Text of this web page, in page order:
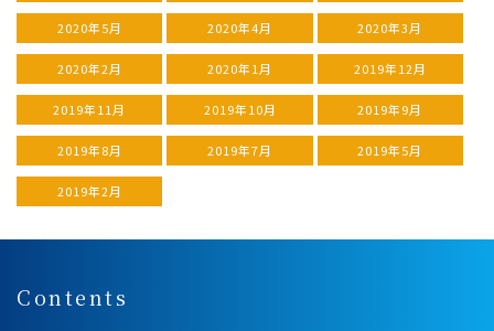
2020年5月 2020年4月 2020年3月
2020年2月 2020年1月 2019年12月
2019年11月 2019年10月 2019年9月
2019年8月 2019年7月 2019年5月
2019年2月
Contents